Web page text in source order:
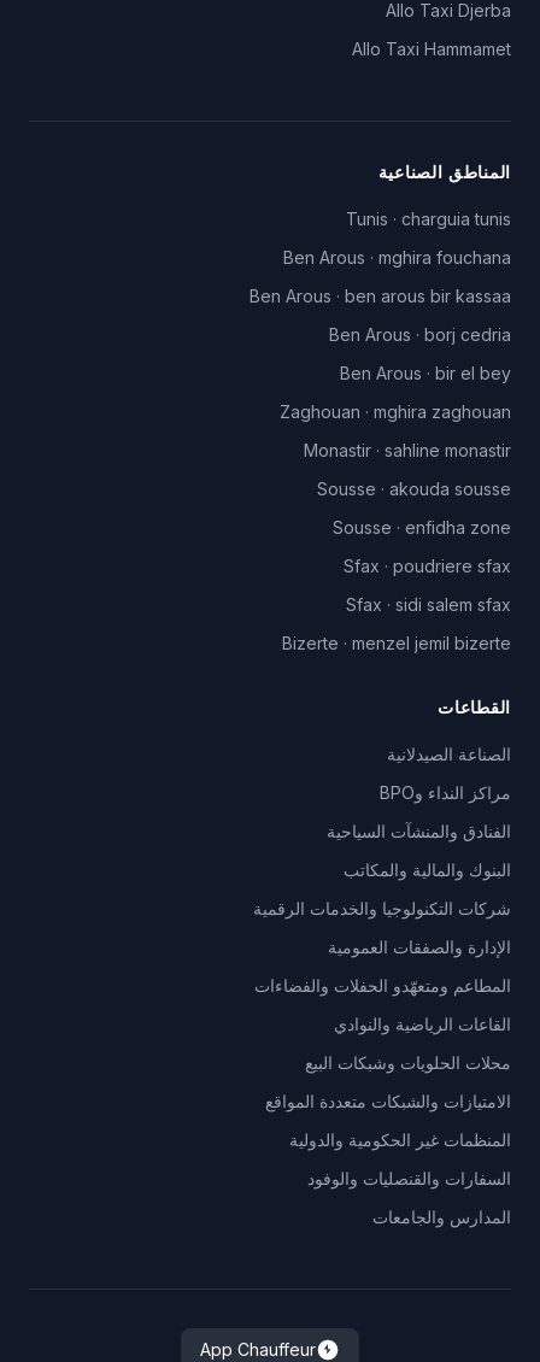
Allo Taxi Djerba
Allo Taxi Hammamet
المناطق الصناعية
Tunis · charguia tunis
Ben Arous · mghira fouchana
Ben Arous · ben arous bir kassaa
Ben Arous · borj cedria
Ben Arous · bir el bey
Zaghouan · mghira zaghouan
Monastir · sahline monastir
Sousse · akouda sousse
Sousse · enfidha zone
Sfax · poudriere sfax
Sfax · sidi salem sfax
Bizerte · menzel jemil bizerte
القطاعات
الصناعة الصيدلانية
مراكز النداء وBPO
الفنادق والمنشآت السياحية
البنوك والمالية والمكاتب
شركات التكنولوجيا والخدمات الرقمية
الإدارة والصفقات العمومية
المطاعم ومتعهّدو الحفلات والفضاءات
القاعات الرياضية والنوادي
محلات الحلويات وشبكات البيع
الامتيازات والشبكات متعددة المواقع
المنظمات غير الحكومية والدولية
السفارات والقنصليات والوفود
المدارس والجامعات
App Chauffeur